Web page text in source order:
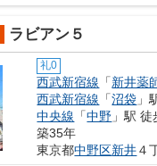
ラビアン５
礼0
西武新宿線 「新井薬
西武新宿線 「沼袋 」
中央線 「中野 」駅
築35年
東京都中野区新井４